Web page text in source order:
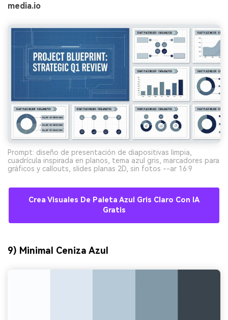
media.io
Prompt: diseño de presentación de diapositivas limpia,
cuadrícula inspirada en planos, tema azul gris, marcadores para
gráficos y callouts, slides planas 2D, sin fotos --ar 16:9
Crea Visuales De Paleta Azul Gris Claro Con IA
Gratis
9) Minimal Ceniza Azul